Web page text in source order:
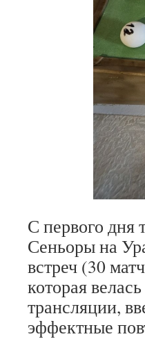
С первого дня
Сеньоры на
встреч (30
которая
трансляции,
эффектные